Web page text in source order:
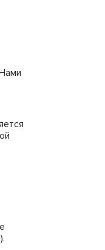
).